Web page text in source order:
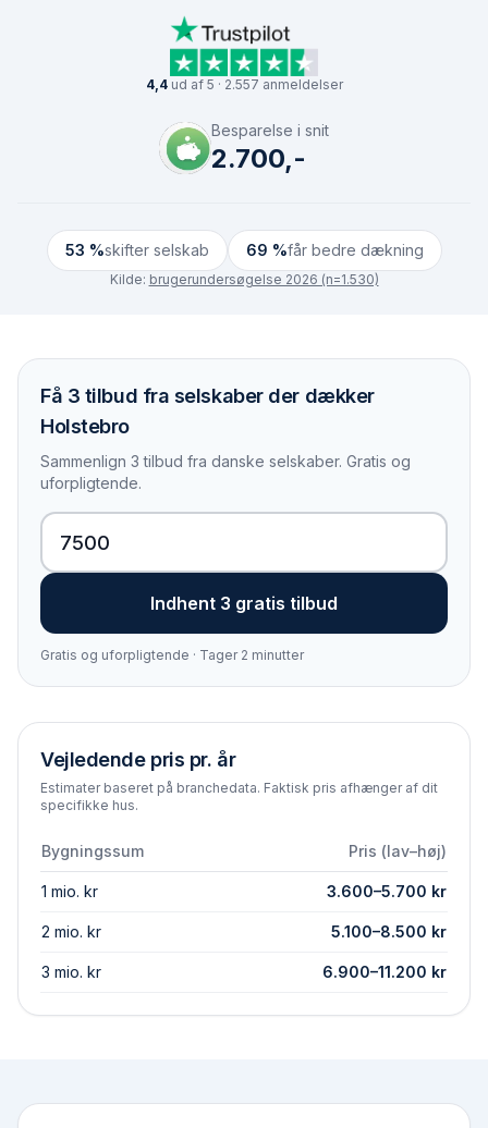
4,4ud af 5 · 2.557 anmeldelser
Besparelse i snit
2.700,-
53 %skifter selskab 69 %får bedre dækning
Kilde: brugerundersøgelse 2026 (n=1.530)
Få 3 tilbud fra selskaber der dækker
Holstebro
Sammenlign 3 tilbud fra danske selskaber. Gratis og
uforpligtende.
Indhent 3 gratis tilbud
Gratis og uforpligtende · Tager 2 minutter
Vejledende pris pr. år
Estimater baseret på branchedata. Faktisk pris afhænger af dit
specifikke hus.
Bygningssum Pris (lav–høj)
1 mio. kr 3.600–5.700 kr
2 mio. kr 5.100–8.500 kr
3 mio. kr 6.900–11.200 kr